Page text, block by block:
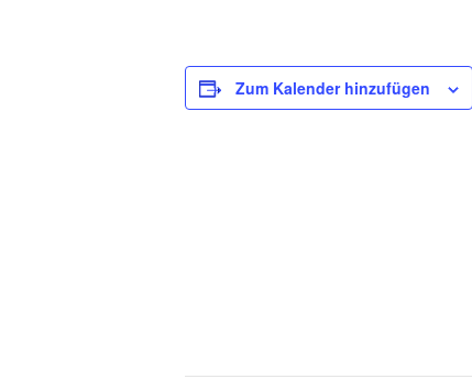
Zum Kalender hinzufügen